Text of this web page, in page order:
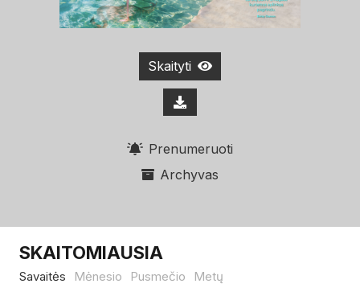
Skaityti
Prenumeruoti
Archyvas
SKAITOMIAUSIA
Savaitės Mėnesio Pusmečio Metų